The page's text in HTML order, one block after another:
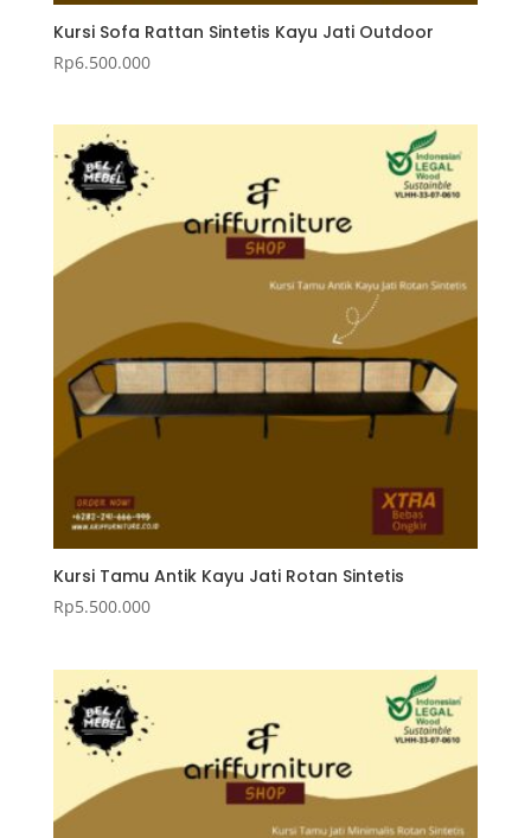
Kursi Sofa Rattan Sintetis Kayu Jati Outdoor
Rp6.500.000
Kursi Tamu Antik Kayu Jati Rotan Sintetis
Rp5.500.000